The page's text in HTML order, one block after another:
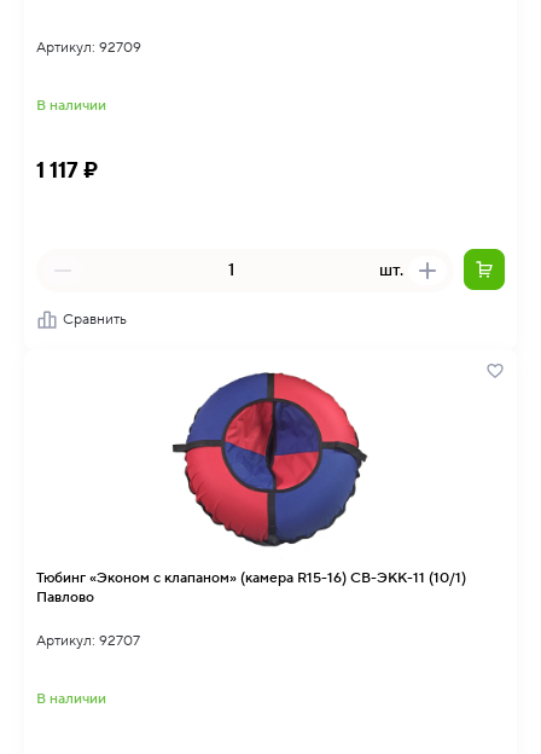
Артикул: 92709
В наличии
1 117 ₽
шт.
Сравнить
Тюбинг «Эконом с клапаном» (камера R15-16) СВ-ЭКК-11 (10/1)
Павлово
Артикул: 92707
В наличии